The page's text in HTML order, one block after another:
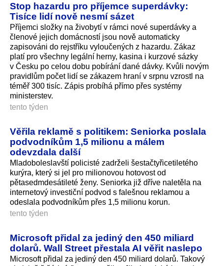
Stop hazardu pro příjemce superdávky:
Tisíce lidí nově nesmí sázet
Příjemci složky na živobytí v rámci nové superdávky a
členové jejich domácností jsou nově automaticky
zapisováni do rejstříku vyloučených z hazardu. Zákaz
platí pro všechny legální herny, kasina i kurzové sázky
v Česku po celou dobu pobírání dané dávky. Kvůli novým
pravidlům počet lidí se zákazem hraní v srpnu vzrostl na
téměř 300 tisíc. Zápis probíhá přímo přes systémy
ministerstev.
tento týden
Věřila reklamě s politikem: Seniorka poslala
podvodníkům 1,5 milionu a málem
odevzdala další
Mladoboleslavští policisté zadrželi šestačtyřiceti­letého
kurýra, který si jel pro milionovou hotovost od
pětasedmdesátileté ženy. Seniorka již dříve naletěla na
internetový investiční podvod s falešnou reklamou a
odeslala podvodníkům přes 1,5 milionu korun.
tento týden
Microsoft přidal za jediný den 450 miliard
dolarů. Wall Street přestala AI věřit naslepo
Microsoft přidal za jediný den 450 miliard dolarů. Takový